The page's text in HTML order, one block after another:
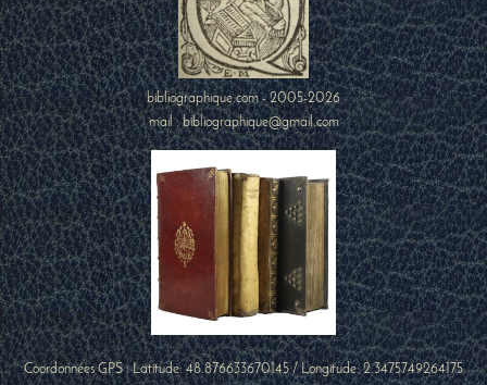
bibliographique.com - 2005-2026
mail : bibliographique@gmail.com
Coordonnées GPS : Latitude:48.876633670145/ Longitude:2.3475749264175